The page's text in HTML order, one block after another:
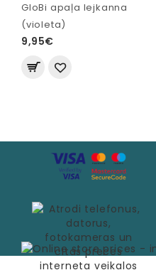
GloBi apaļa lejkanna
(violeta)
9,95€